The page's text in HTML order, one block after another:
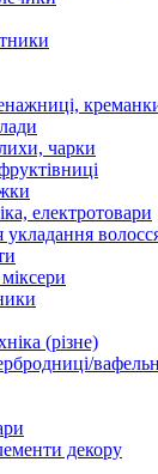
чарки
електротовари
(різне)
декору